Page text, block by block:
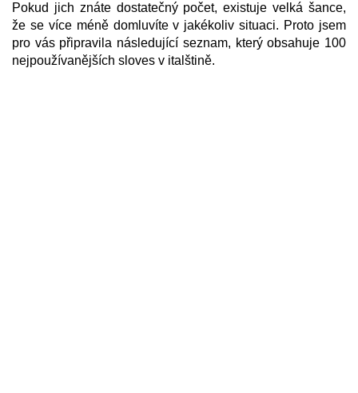
Pokud jich znáte dostatečný počet, existuje velká šance,
že se více méně domluvíte v jakékoliv situaci. Proto jsem
pro vás připravila následující seznam, který obsahuje 100
nejpoužívanějších sloves v italštině.